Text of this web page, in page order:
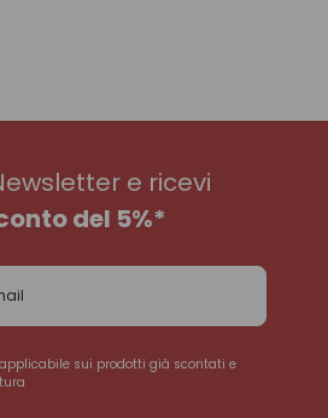
e ricevi
del 5%*
applicabile sui prodotti già scontati e